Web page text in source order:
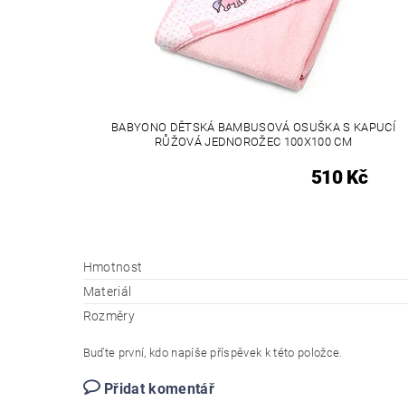
BABYONO DĚTSKÁ BAMBUSOVÁ OSUŠKA S KAPUCÍ
RŮŽOVÁ JEDNOROŽEC 100X100 CM
510 Kč
Hmotnost
Materiál
Rozměry
Buďte první, kdo napíše příspěvek k této položce.
Přidat komentář